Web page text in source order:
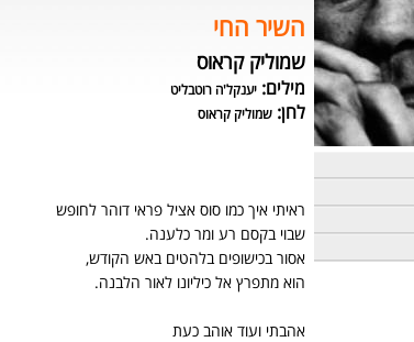
השיר החי
שמוליק קראוס
מילים: יענקל'ה רוטבליט
לחן: שמוליק קראוס
ראיתי איך כמו סוס אציל פראי דוהר לחופש
שבוי בקסם רע ומר כלענה.
אסור בכישופים בלהטים באש הקודש,
הוא מתפרץ אל כיליונו לאור הלבנה.
אהבתי ועוד אוהב כעת